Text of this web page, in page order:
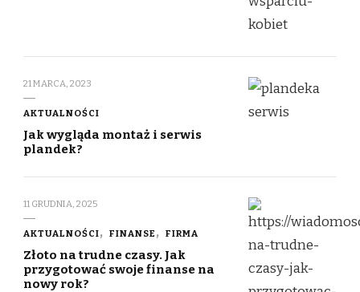
21 MARCA, 2023
AKTUALNOŚCI
Jak wygląda montaż i serwis
plandek?
11 GRUDNIA, 2025
AKTUALNOŚCI FINANSE FIRMA
Złoto na trudne czasy. Jak
przygotować swoje finanse na
nowy rok?